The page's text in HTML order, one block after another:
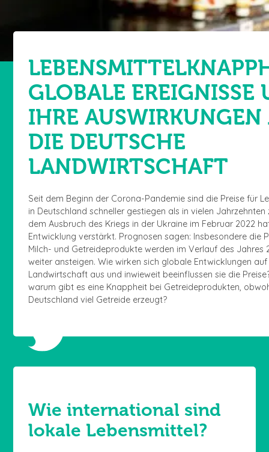
GLOBALE EREIGNISSE
IHRE AUSWIRKUNGEN
DIE DEUTSCHE
LANDWIRTSCHAFT
Seit dem Beginn der Corona-Pandemie sind die Preise für
in Deutschland schneller gestiegen als in vielen Jahrzehnten
dem Ausbruch des Kriegs in der Ukraine im Februar 2022
Entwicklung verstärkt. Prognosen sagen: Insbesondere die
Milch- und Getreideprodukte werden im Verlauf des Jahres
weiter ansteigen. Wie wirken sich globale Entwicklungen
Landwirtschaft aus und inwieweit beeinflussen sie die
warum gibt es eine Knappheit bei Getreideprodukten,
Deutschland viel Getreide erzeugt?
Wie international sind
lokale Lebensmittel?